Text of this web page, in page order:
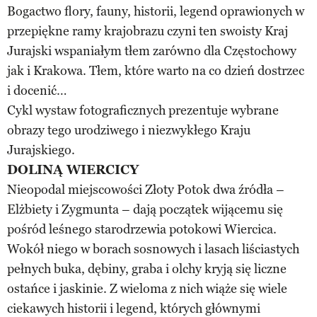
Bogactwo flory, fauny, historii, legend oprawionych w
przepiękne ramy krajobrazu czyni ten swoisty Kraj
Jurajski wspaniałym tłem zarówno dla Częstochowy
jak i Krakowa. Tłem, które warto na co dzień dostrzec
i docenić…
Cykl wystaw fotograficznych prezentuje wybrane
obrazy tego urodziwego i niezwykłego Kraju
Jurajskiego.
DOLINĄ WIERCICY
Nieopodal miejscowości Złoty Potok dwa źródła –
Elżbiety i Zygmunta – dają początek wijącemu się
pośród leśnego starodrzewia potokowi Wiercica.
Wokół niego w borach sosnowych i lasach liściastych
pełnych buka, dębiny, graba i olchy kryją się liczne
ostańce i jaskinie. Z wieloma z nich wiąże się wiele
ciekawych historii i legend, których głównymi